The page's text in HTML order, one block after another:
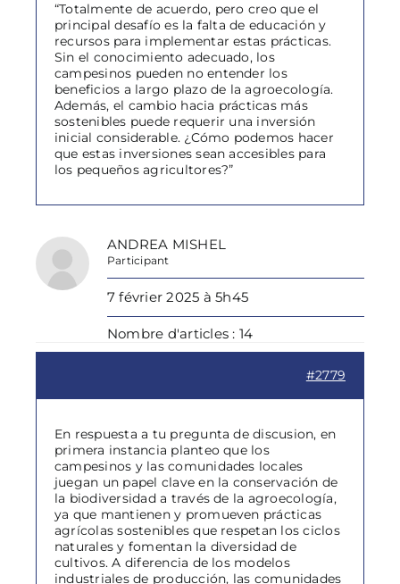
“Totalmente de acuerdo, pero creo que el
principal desafío es la falta de educación y
recursos para implementar estas prácticas.
Sin el conocimiento adecuado, los
campesinos pueden no entender los
beneficios a largo plazo de la agroecología.
Además, el cambio hacia prácticas más
sostenibles puede requerir una inversión
inicial considerable. ¿Cómo podemos hacer
que estas inversiones sean accesibles para
los pequeños agricultores?”
ANDREA MISHEL
Participant
7 février 2025 à 5h45
Nombre d'articles : 14
#2779
En respuesta a tu pregunta de discusion, en
primera instancia planteo que los
campesinos y las comunidades locales
juegan un papel clave en la conservación de
la biodiversidad a través de la agroecología,
ya que mantienen y promueven prácticas
agrícolas sostenibles que respetan los ciclos
naturales y fomentan la diversidad de
cultivos. A diferencia de los modelos
industriales de producción, las comunidades